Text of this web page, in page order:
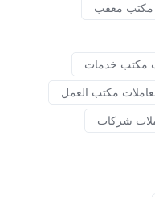
معقب
مكتب خدمات
مكتب العمل
شركات